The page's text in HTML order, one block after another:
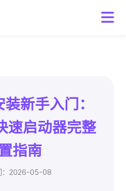
新手入门：
速启动器完整
指南
：2026-05-08